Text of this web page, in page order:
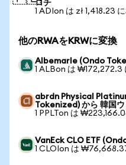
ロチ
1 ADIon は zł 1,418.23
他のRWAをKRWに変換
Albemarle (Ondo
1 ALBon は ₩172,272.3
abrdn Physical
Tokenized) から 韓国ウ
1 PPLTon は
VanEck CLO ETF
1 CLOIon は